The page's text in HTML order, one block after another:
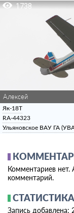
1738
Алексей
Як-18Т
RA-44323
Ульяновское ВАУ ГА
Комментариев нет.
комментарий.
Запись добавлена: